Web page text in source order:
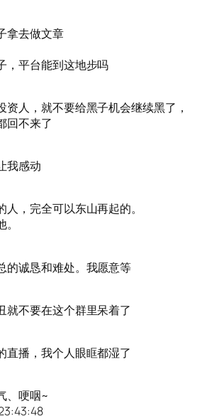
拿去做文章
，平台能到这地步吗
资人，就不要给黑子机会继续黑了，
回不来了
我感动
人，完全可以东山再起的。
的诚恳和难处。我愿意等
就不要在这个群里呆着了
直播，我个人眼眶都湿了
、哽咽~